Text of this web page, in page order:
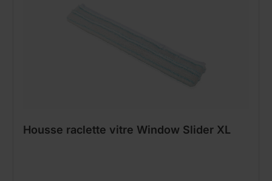
Housse raclette vitre Window Slider XL